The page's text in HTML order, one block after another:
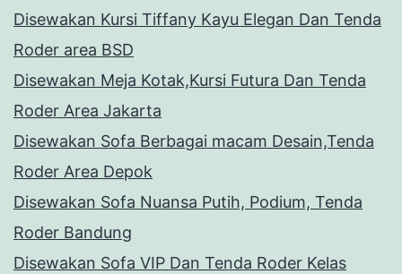
Disewakan Kursi Tiffany Kayu Elegan Dan Tenda
Roder area BSD
Disewakan Meja Kotak,Kursi Futura Dan Tenda
Roder Area Jakarta
Disewakan Sofa Berbagai macam Desain,Tenda
Roder Area Depok
Disewakan Sofa Nuansa Putih, Podium, Tenda
Roder Bandung
Disewakan Sofa VIP Dan Tenda Roder Kelas